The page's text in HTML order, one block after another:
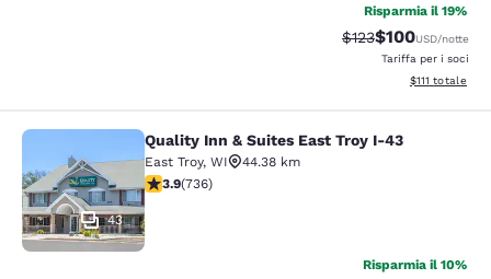
Risparmia il 19%
Tariffa di barratura:
$123Tariffa
$100USD/notte
Tariffa per i soci
Visualizza i
$111 totale
Quality Inn & Suites East Troy I-43
43
Quality Inn & Suites East Troy I-43
East Troy, WI
44.38 km
Valutazione di 3.92 stelle. Buono. 736 recensioni
3.9(736)
Risparmia il 10%